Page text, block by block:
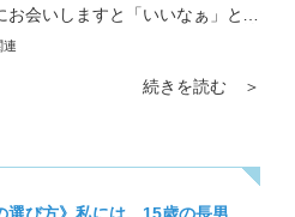
お会いしますと「いいなぁ」とは
ありました。しかし、嫉妬という
りませんでした。自分の会社は自
、人の会社は人の会社ですので。
連
続きを読む ＞
選び方》私には、15歳の長男